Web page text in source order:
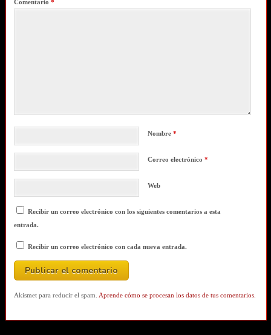
Comentario *
Nombre *
Correo electrónico *
Web
Recibir un correo electrónico con los siguientes comentarios a esta
entrada.
Recibir un correo electrónico con cada nueva entrada.
Akismet para reducir el spam. Aprende cómo se procesan los datos de tus comentarios.